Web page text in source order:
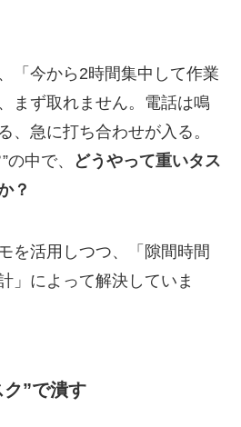
「今から2時間集中して作業
まず取れません。電話は鳴
、急に打ち合わせが入る。
中で、
どうやって重いタス
？
を活用しつつ、「隙間時間
」によって解決していま
ク”で潰す